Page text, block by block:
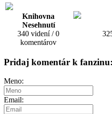
Knihovna
Nesehnutí
340 videní / 0
komentárov
Pridaj komentár k fanzinu:
Meno:
Email: